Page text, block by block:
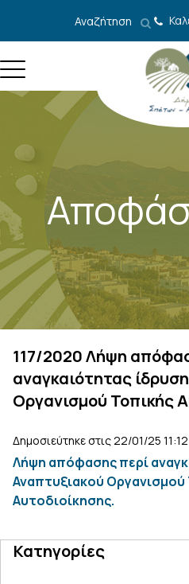
Αναζήτηση
117/2020 Λήψη
αναγκαιότητας
Οργανισμού Τοπικής
Δημοσιεύτηκε στις 22/01/25 11:12
Λήψη απόφασης περί
Αναπτυξιακού Οργανισμού
Αυτοδιοίκησης.
Κατηγορίες